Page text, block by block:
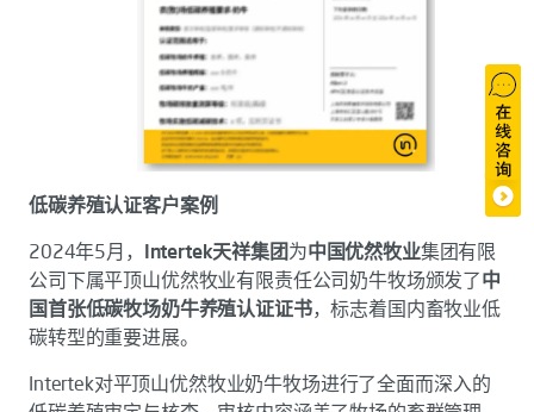
低碳养殖认证客户案例
2024年5月， Intertek天祥集团为中国优然牧业集团有限
公司下属平顶山优然牧业有限责任公司奶牛牧场颁发了中
国首张低碳牧场奶牛养殖认证证书，标志着国内畜牧业低
碳转型的重要进展。
Intertek对平顶山优然牧业奶牛牧场进行了全面而深入的